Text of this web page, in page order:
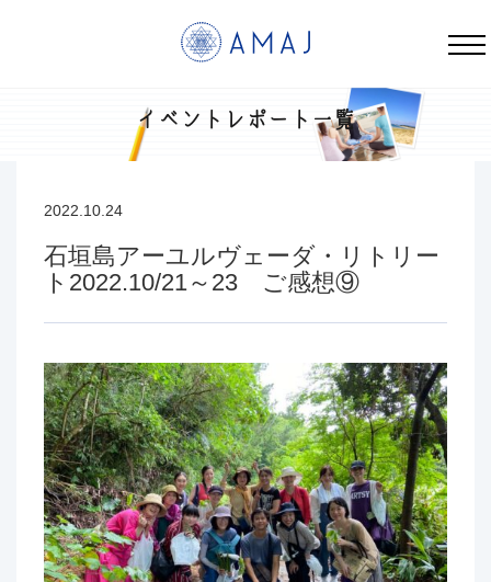
石垣島アーユルヴェーダ・リトリート2022.10/21～23 ご感想⑨ | AMAJ
イベントレポート一覧
2022.10.24
石垣島アーユルヴェーダ・リトリー
ト2022.10/21～23 ご感想⑨